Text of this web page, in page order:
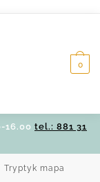
0
16.00 tel.: 881 31
Tryptyk mapa